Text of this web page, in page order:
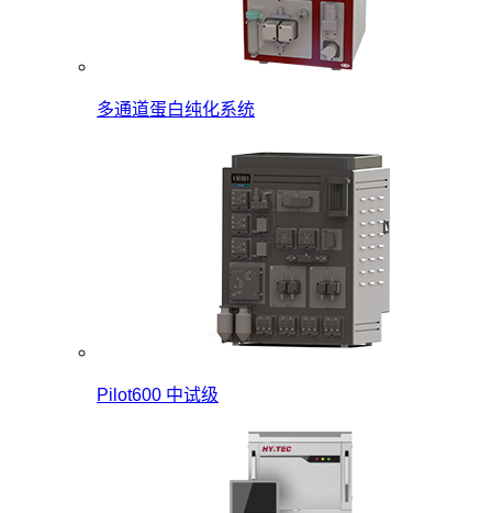
多通道蛋白纯化系统
Pilot600 中试级